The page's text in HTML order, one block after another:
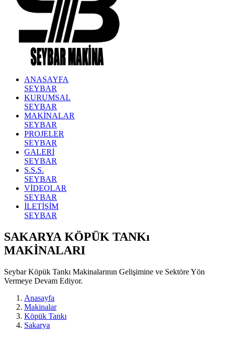
ANASAYFA
SEYBAR
KURUMSAL
SEYBAR
MAKİNALAR
SEYBAR
PROJELER
SEYBAR
GALERİ
SEYBAR
S.S.S.
SEYBAR
VİDEOLAR
SEYBAR
İLETİŞİM
SEYBAR
SAKARYA KÖPÜK TANKı
MAKİNALARI
Seybar Köpük Tankı Makinalarının Gelişimine ve Sektöre Yön
Vermeye Devam Ediyor.
Anasayfa
Makinalar
Köpük Tankı
Sakarya